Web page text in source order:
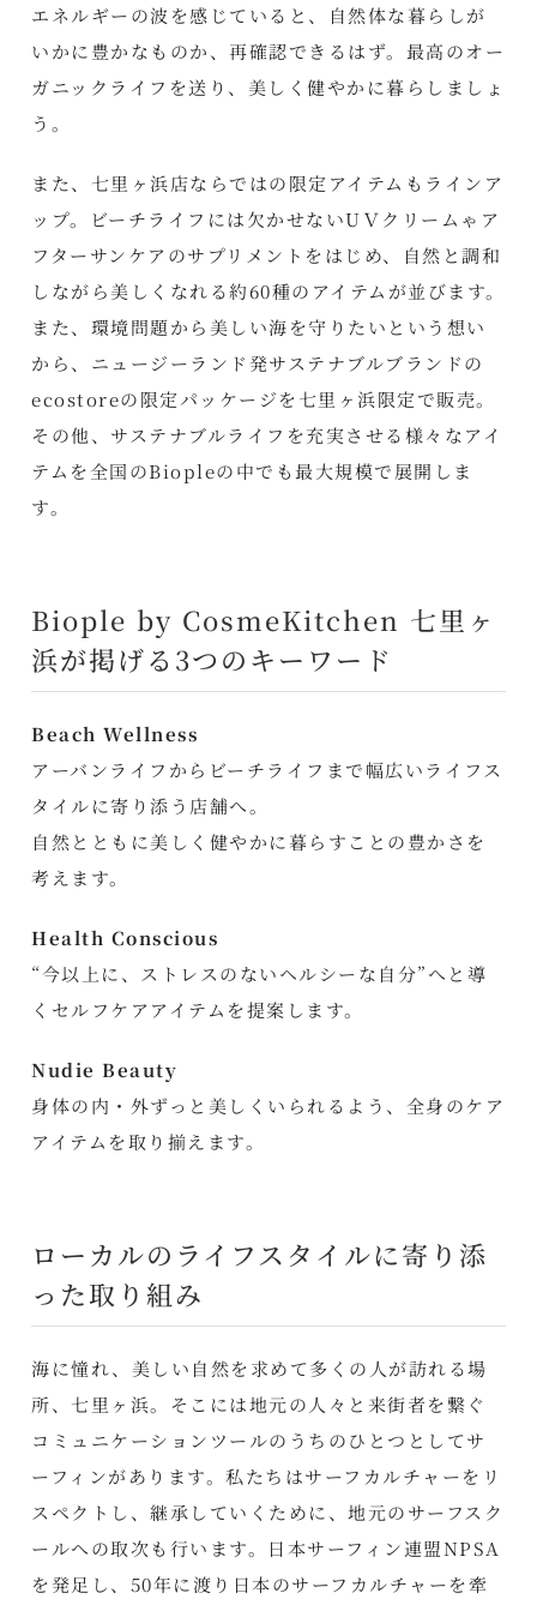
エネルギーの波を感じていると、自然体な暮らしが
いかに豊かなものか、再確認できるはず。最高のオー
ガニックライフを送り、美しく健やかに暮らしましょ
う。
また、七里ヶ浜店ならではの限定アイテムもラインア
ップ。ビーチライフには欠かせないUＶクリームゃア
フターサンケアのサプリメントをはじめ、自然と調和
しながら美しくなれる約60種のアイテムが並びます。
また、環境問題から美しい海を守りたいという想い
から、ニュージーランド発サステナブルブランドの
ecostoreの限定パッケージを七里ヶ浜限定で販売。
その他、サステナブルライフを充実させる様々なアイ
テムを全国のBiopleの中でも最大規模で展開しま
す。
Biople by CosmeKitchen 七里ヶ
浜が掲げる3つのキーワード
Beach Wellness
アーバンライフからビーチライフまで幅広いライフス
タイルに寄り添う店舗へ。
自然とともに美しく健やかに暮らすことの豊かさを
考えます。
Health Conscious
“今以上に、ストレスのないヘルシーな自分”へと導
くセルフケアアイテムを提案します。
Nudie Beauty
身体の内・外ずっと美しくいられるよう、全身のケア
アイテムを取り揃えます。
ローカルのライフスタイルに寄り添
った取り組み
海に憧れ、美しい自然を求めて多くの人が訪れる場
所、七里ヶ浜。そこには地元の人々と来街者を繋ぐ
コミュニケーションツールのうちのひとつとしてサ
ーフィンがあります。私たちはサーフカルチャーをリ
スペクトし、継承していくために、地元のサーフスク
ールへの取次も行います。日本サーフィン連盟NPSA
を発足し、50年に渡り日本のサーフカルチャーを牽